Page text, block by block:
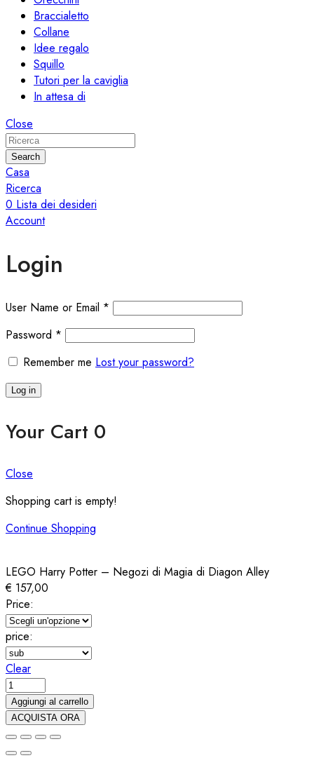
Braccialetto
Collane
Idee regalo
Squillo
Tutori per la caviglia
In attesa di
Close
Search
Casa
Ricerca
0 Lista dei desideri
Account
Login
User Name or Email *
Password *
Remember me Lost your password?
Log in
Your Cart 0
Close
Shopping cart is empty!
Continue Shopping
LEGO Harry Potter – Negozi di Magia di Diagon Alley
€ 157,00
Price:
price:
Clear
LEGO
Harry
Potter
-
Negozi
Aggiungi al carrello
ACQUISTA ORA